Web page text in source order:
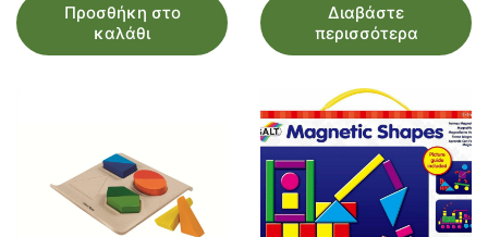
was:
€21.00.
τιμή
είναι:
Προσθήκη στο
καλάθι
Διαβάστε
περισσότερα